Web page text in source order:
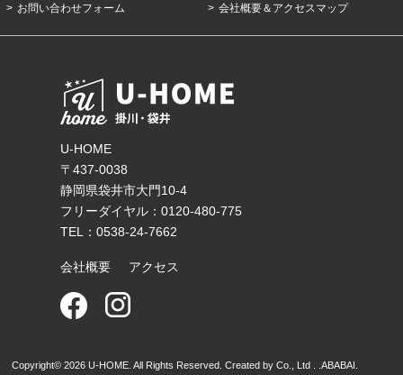
お問い合わせフォーム 会社概要＆アクセスマップ
U-HOME
〒437-0038
静岡県袋井市大門10-4
フリーダイヤル：0120-480-775
TEL：0538-24-7662
会社概要 アクセス
Copyright© 2026 U-HOME. All Rights Reserved. Created by Co., Ltd . .ABABAI.